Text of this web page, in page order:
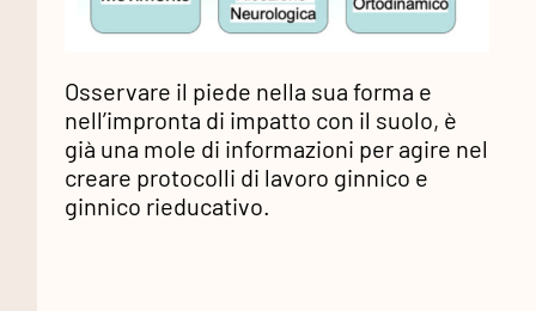
Osservare il piede nella sua forma e
nell’impronta di impatto con il suolo, è
già una mole di informazioni per agire nel
creare protocolli di lavoro ginnico e
ginnico rieducativo.